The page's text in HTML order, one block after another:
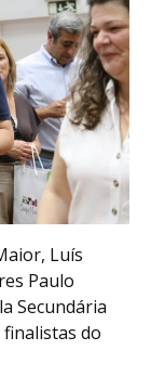
Luís
Paulo
Secundária
do